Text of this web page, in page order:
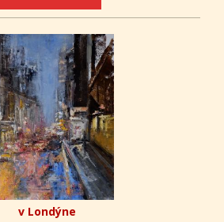
v Londýne